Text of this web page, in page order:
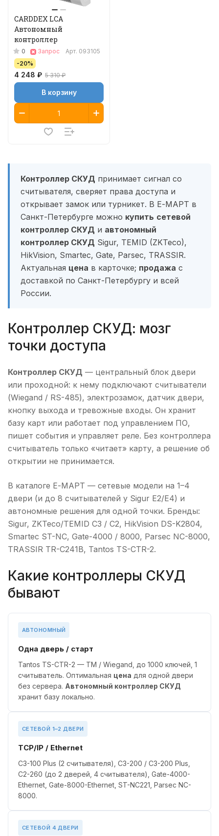
CARDDEX LCA
Автономный
контроллер
0 Запрос Арт. 093105
-20%
4 248 ₽ 5 310 ₽
В корзину
Контроллер СКУД принимает сигнал со
считывателя, сверяет права доступа и
открывает замок или турникет. В Е-МАРТ в
Санкт-Петербурге можно купить сетевой
контроллер СКУД и автономный
контроллер СКУД Sigur, TEMID (ZKTeco),
HikVision, Smartec, Gate, Parsec, TRASSIR.
Актуальная цена в карточке; продажа с
доставкой по Санкт-Петербургу и всей
России.
Контроллер СКУД: мозг
точки доступа
Контроллер СКУД — центральный блок двери
или проходной: к нему подключают считыватели
(Wiegand / RS-485), электрозамок, датчик двери,
кнопку выхода и тревожные входы. Он хранит
базу карт или работает под управлением ПО,
пишет события и управляет реле. Без контроллера
считыватель только «читает» карту, а решение об
открытии не принимается.
В каталоге Е-МАРТ — сетевые модели на 1–4
двери (и до 8 считывателей у Sigur E2/E4) и
автономные решения для одной точки. Бренды:
Sigur, ZKTeco/TEMID C3 / C2, HikVision DS-K2804,
Smartec ST-NC, Gate-4000 / 8000, Parsec NC-8000,
TRASSIR TR-C241B, Tantos TS-CTR-2.
Какие контроллеры СКУД
бывают
АВТОНОМНЫЙ
Одна дверь / старт
Tantos TS-CTR-2 — TM / Wiegand, до 1000 ключей, 1
считыватель. Оптимальная цена для одной двери
без сервера. Автономный контроллер СКУД
хранит базу локально.
СЕТЕВОЙ 1–2 ДВЕРИ
TCP/IP / Ethernet
C3-100 Plus (2 считывателя), C3-200 / C3-200 Plus,
C2-260 (до 2 дверей, 4 считывателя), Gate-4000-
Ethernet, Gate-8000-Ethernet, ST-NC221, Parsec NC-
8000.
СЕТЕВОЙ 4 ДВЕРИ